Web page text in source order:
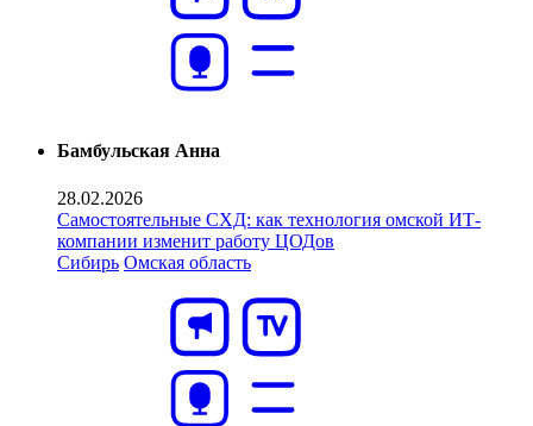
Бамбульская Анна
28.02.2026
Самостоятельные СХД: как технология омской ИТ-
компании изменит работу ЦОДов
Сибирь Омская область